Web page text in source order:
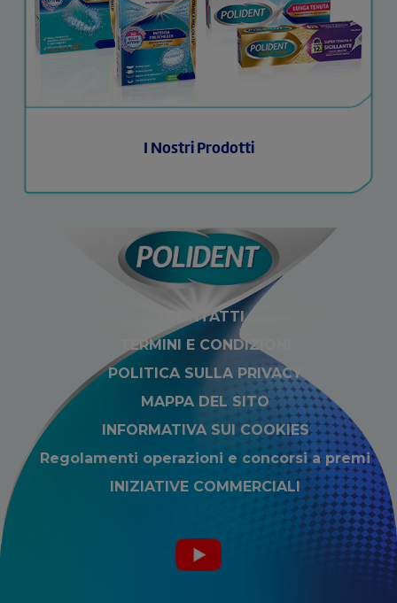
I Nostri Prodotti
CONTATTI
TERMINI E CONDIZIONI
POLITICA SULLA PRIVACY
MAPPA DEL SITO
INFORMATIVA SUI COOKIES
Regolamenti operazioni e concorsi a premi
INIZIATIVE COMMERCIALI